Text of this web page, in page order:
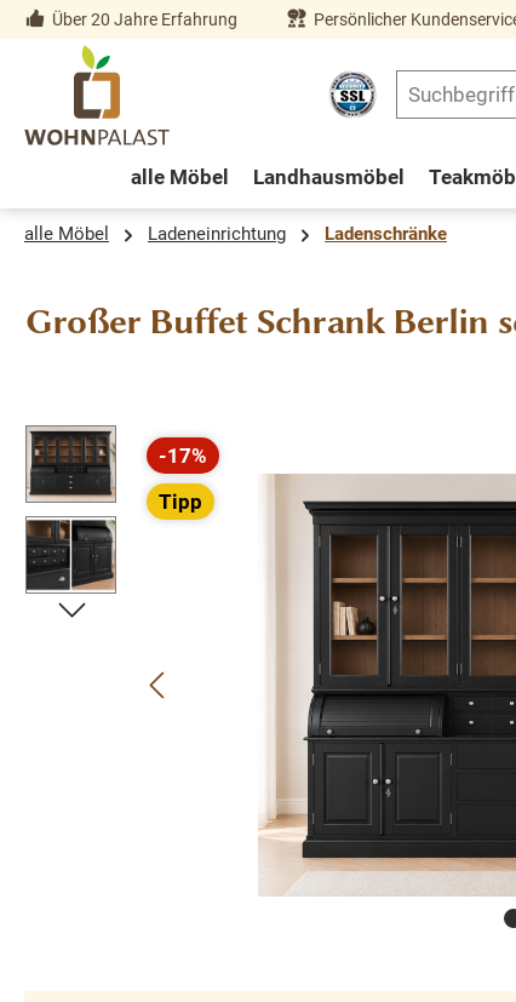
Zur Hauptnavigation springen
Über 20 Jahre Erfahrung Persönlicher
alle Möbel Landhausmöbel
alle Möbel Ladeneinrichtung Ladenschränke
Großer Buffet Schrank Berlin
Bildergalerie überspringen
-17%
Rabatt
Tipp